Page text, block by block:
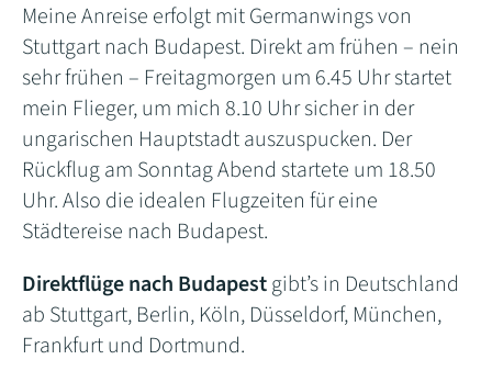
Meine Anreise erfolgt mit Germanwings von
Stuttgart nach Budapest. Direkt am frühen – nein
sehr frühen – Freitagmorgen um 6.45 Uhr startet
mein Flieger, um mich 8.10 Uhr sicher in der
ungarischen Hauptstadt auszuspucken. Der
Rückflug am Sonntag Abend startete um 18.50
Uhr. Also die idealen Flugzeiten für eine
Städtereise nach Budapest.
Direktflüge nach Budapestgibt’s in Deutschland
ab Stuttgart, Berlin, Köln, Düsseldorf, München,
Frankfurt und Dortmund.